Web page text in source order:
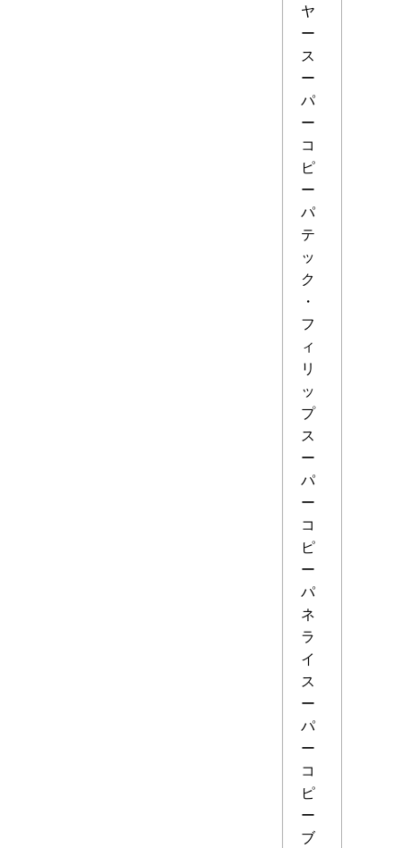
ヤ
ー
ス
ー
パ
ー
コ
ピ
ー
パ
テ
ッ
ク
・
フ
ィ
リ
ッ
プ
ス
ー
パ
ー
コ
ピ
ー
パ
ネ
ラ
イ
ス
ー
パ
ー
コ
ピ
ー
ブ